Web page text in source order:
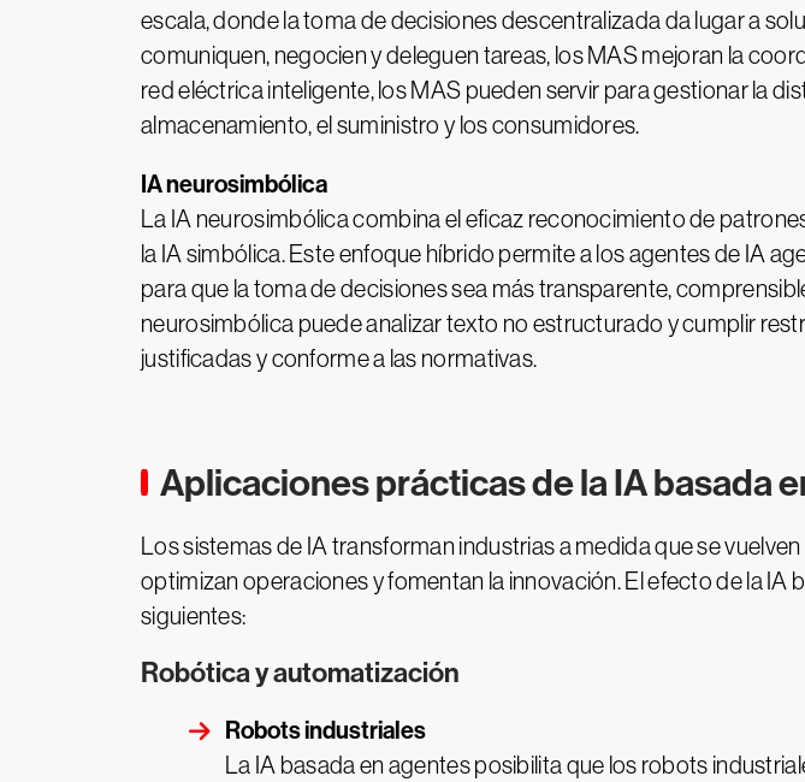
escala, donde la toma de decisiones descentralizada da lugar a
comuniquen, negocien y deleguen tareas, los MAS mejoran la
red eléctrica inteligente, los MAS pueden servir para gestionar la
almacenamiento, el suministro y los consumidores.
IA neurosimbólica
La IA neurosimbólica combina el eficaz reconocimiento de
la IA simbólica. Este enfoque híbrido permite a los agentes de IA
para que la toma de decisiones sea más transparente,
neurosimbólica puede analizar texto no estructurado y cumplir
justificadas y conforme a las normativas.
Aplicaciones prácticas de la IA basada
Los sistemas de IA transforman industrias a medida que se
optimizan operaciones y fomentan la innovación. El efecto de la
siguientes:
Robótica y automatización
Robots industriales
La IA basada en agentes posibilita que los robots